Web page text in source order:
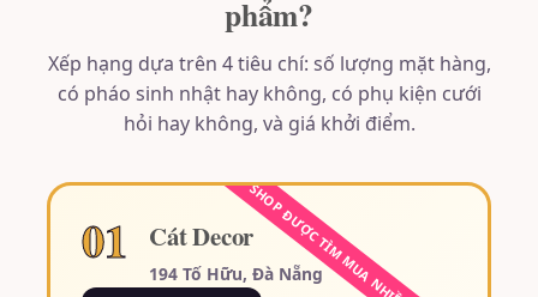
phẩm?
Xếp hạng dựa trên 4 tiêu chí: số lượng mặt hàng,
có pháo sinh nhật hay không, có phụ kiện cưới
hỏi hay không, và giá khởi điểm.
01 Cát Decor
194 Tố Hữu, Đà Nẵng